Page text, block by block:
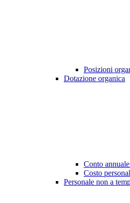
Posizioni
Dotazione organica
Conto
Costo
Personale non a